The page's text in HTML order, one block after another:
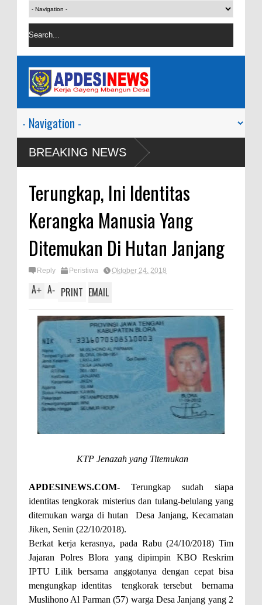
BREAKING NEWS
Terungkap, Ini Identitas
Kerangka Manusia Yang
Ditemukan Di Hutan Janjang
Reply Peristiwa Oktober 24, 2018
A+ A- PRINT EMAIL
KTP Jenazah yang Titemukan
APDESINEWS.COM- Terungkap sudah siapa
identitas tengkorak misterius dan tulang-belulang yang
ditemukan warga di hutan
Desa Janjang, Kecamatan
Jiken, Senin (22/10/2018).
Berkat kerja kerasnya, pada Rabu (24/10/2018) Tim
Jajaran Polres Blora yang dipimpin KBO Reskrim
IPTU Lilik bersama anggotanya dengan cepat bisa
mengungkap identitas
tengkorak tersebut
bernama
Muslihono Al Parman (57) warga Desa Janjang yang 2